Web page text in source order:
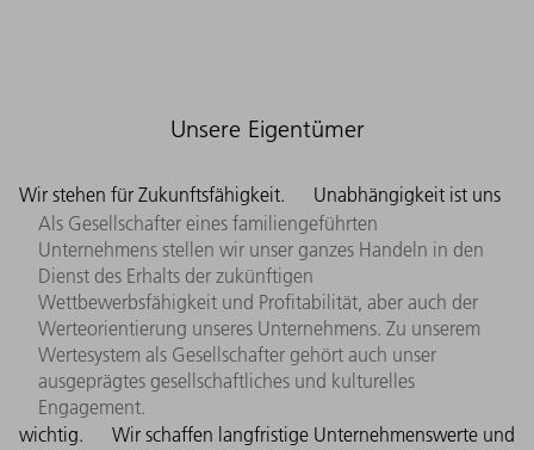
Unsere Eigentümer
Wir stehen für Zukunftsfähigkeit.
Als Gesellschafter eines familiengeführten
Unternehmens stellen wir unser ganzes Handeln in den
Dienst des Erhalts der zukünftigen
Wettbewerbsfähigkeit und Profitabilität, aber auch der
Werteorientierung unseres Unternehmens. Zu unserem
Wertesystem als Gesellschafter gehört auch unser
ausgeprägtes gesellschaftliches und kulturelles
Engagement.
Unabhängigkeit ist uns
wichtig.
Wir schaffen langfristige Unternehmenswerte und